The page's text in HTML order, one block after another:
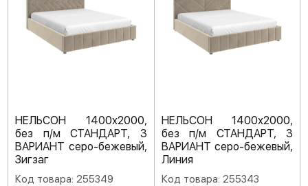
НЕЛЬСОН 1400х2000,
без п/м СТАНДАРТ, 3
ВАРИАНТ серо-бежевый,
Зигзаг
Код товара: 255349
НЕЛЬСОН 1400х2000,
без п/м СТАНДАРТ, 3
ВАРИАНТ серо-бежевый,
Линия
Код товара: 255343